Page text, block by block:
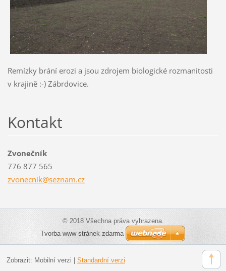
Remízky brání erozi a jsou zdrojem biologické rozmanitosti
v krajině :-) Zábrdovice.
Kontakt
Zvonečník
776 877 565
zvonecnik@seznam.cz
© 2018 Všechna práva vyhrazena.
Tvorba www stránek zdarma
Zobrazit: Mobilní verzi | Standardní verzi